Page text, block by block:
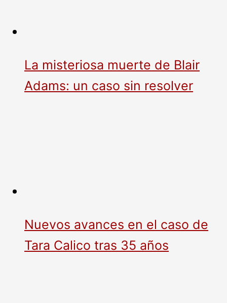
La misteriosa muerte de Blair
Adams: un caso sin resolver
Nuevos avances en el caso de
Tara Calico tras 35 años